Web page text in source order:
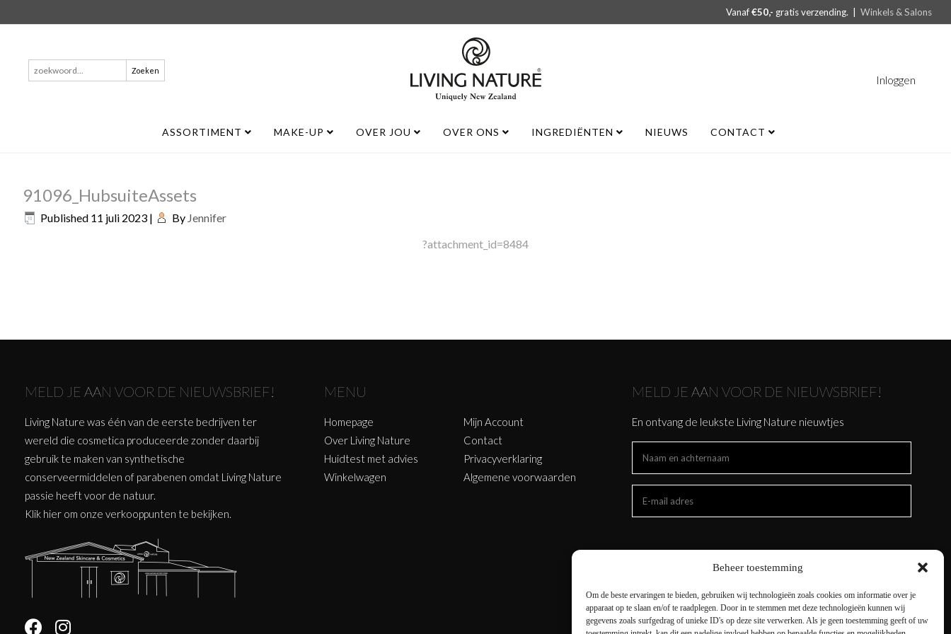
Beheer toestemming
Om de beste ervaringen te bieden, gebruiken wij technologieën zoals cookies om informatie over je
apparaat op te slaan en/of te raadplegen. Door in te stemmen met deze technologieën kunnen wij
gegevens zoals surfgedrag of unieke ID's op deze site verwerken. Als je geen toestemming geeft of uw
Vanaf€50,- gratis verzending. |Winkels & Salons
Inloggen
Zoeken
naar:
ASSORTIMENT MAKE-UP OVER JOU OVER ONS INGREDIËNTEN NIEUWS CONTACT
91096_HubsuiteAssets
Published 11 juli 2023 | By Jennifer
?attachment_id=8484
MELD JE AAN VOOR DE NIEUWSBRIEF!
Living Nature was één van de eerste bedrijven ter
wereld die cosmetica produceerde zonder daarbij
gebruik te maken van synthetische
conserveermiddelen of parabenen omdat Living Nature
passie heeft voor de natuur.
Klik hier om onze verkooppunten te bekijken.
MENU
Homepage
Over Living Nature
Huidtest met advies
Winkelwagen
Mijn Account
Contact
Privacyverklaring
Algemene voorwaarden
MELD JE AAN VOOR DE NIEUWSBRIEF!
En ontvang de leukste Living Nature nieuwtjes